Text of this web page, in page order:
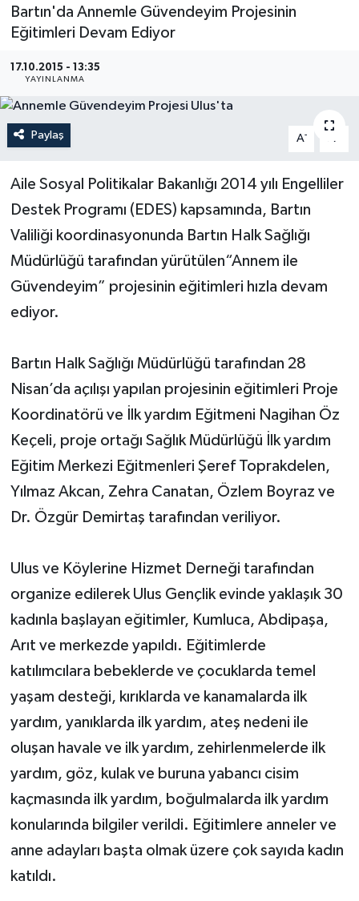
Bartın'da Annemle Güvendeyim Projesinin
Eğitimleri Devam Ediyor
17.10.2015 - 13:35
YAYINLANMA
Paylaş A- A
Aile Sosyal Politikalar Bakanlığı 2014 yılı Engelliler
Destek Programı (EDES) kapsamında, Bartın
Valiliği koordinasyonunda Bartın Halk Sağlığı
Müdürlüğü tarafından yürütülen“Annem ile
Güvendeyim” projesinin eğitimleri hızla devam
ediyor.
Bartın Halk Sağlığı Müdürlüğü tarafından 28
Nisan’da açılışı yapılan projesinin eğitimleri Proje
Koordinatörü ve İlk yardım Eğitmeni Nagihan Öz
Keçeli, proje ortağı Sağlık Müdürlüğü İlk yardım
Eğitim Merkezi Eğitmenleri Şeref Toprakdelen,
Yılmaz Akcan, Zehra Canatan, Özlem Boyraz ve
Dr. Özgür Demirtaş tarafından veriliyor.
Ulus ve Köylerine Hizmet Derneği tarafından
organize edilerek Ulus Gençlik evinde yaklaşık 30
kadınla başlayan eğitimler, Kumluca, Abdipaşa,
Arıt ve merkezde yapıldı. Eğitimlerde
katılımcılara bebeklerde ve çocuklarda temel
yaşam desteği, kırıklarda ve kanamalarda ilk
yardım, yanıklarda ilk yardım, ateş nedeni ile
oluşan havale ve ilk yardım, zehirlenmelerde ilk
yardım, göz, kulak ve buruna yabancı cisim
kaçmasında ilk yardım, boğulmalarda ilk yardım
konularında bilgiler verildi. Eğitimlere anneler ve
anne adayları başta olmak üzere çok sayıda kadın
katıldı.
Medya
Sağlık
Sinema
Sivil Toplum
Siyaset
Spor
Tarım
Turizm
Yaşam
Yerel Yönetimler
DÜNYA